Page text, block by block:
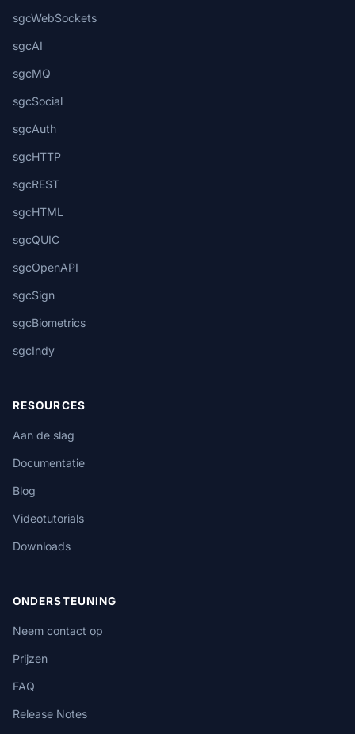
sgcWebSockets
sgcAI
sgcMQ
sgcSocial
sgcAuth
sgcHTTP
sgcREST
sgcHTML
sgcQUIC
sgcOpenAPI
sgcSign
sgcBiometrics
sgcIndy
RESOURCES
Aan de slag
Documentatie
Blog
Videotutorials
Downloads
ONDERSTEUNING
Neem contact op
Prijzen
FAQ
Release Notes